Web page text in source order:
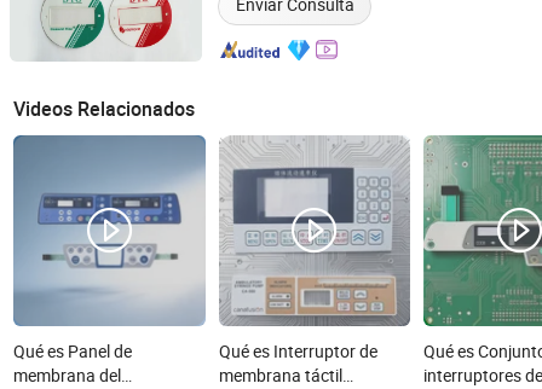
Enviar Consulta
Videos Relacionados
Qué es Panel de
membrana del
Qué es Interruptor de
membrana táctil
Qué es
interruptores